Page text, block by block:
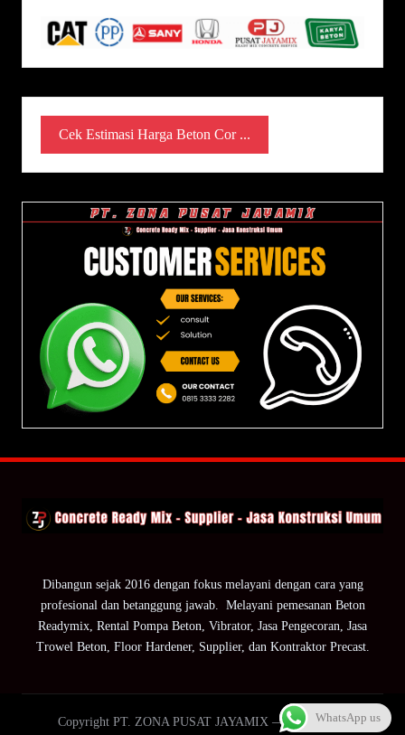
Cek Estimasi Harga Beton Cor ...
Dibangun sejak 2016 dengan fokus melayani dengan cara yang
profesional dan betanggung jawab. Melayani pemesanan Beton
Readymix, Rental Pompa Beton, Vibrator, Jasa Pengecoran, Jasa
Trowel Beton, Floor Hardener, Supplier, dan Kontraktor Precast.
Copyright PT. ZONA PUSAT JAYAMIX — ZPJ Group.WhatsApp us